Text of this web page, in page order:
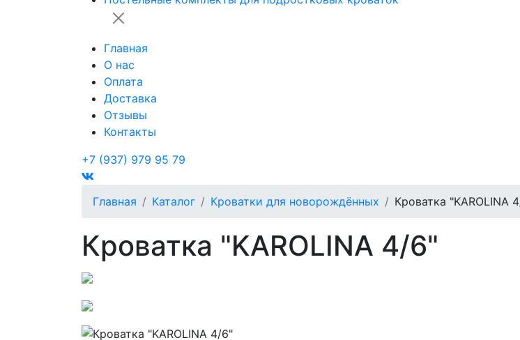
Главная
О нас
Оплата
Доставка
Отзывы
Контакты
+7 (937) 979 95 79
Главная Каталог Кроватки для новорождённых Кроватка "KAROLINA
Кроватка "KAROLINA 4/6"